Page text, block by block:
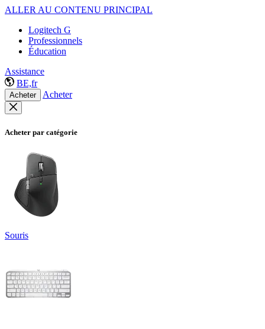
ALLER AU CONTENU PRINCIPAL
Logitech G
Professionnels
Éducation
Assistance
BE,fr
Acheter Acheter
Acheter par catégorie
Souris